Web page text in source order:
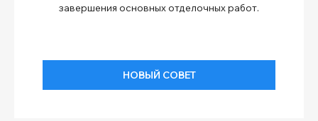
завершения основных отделочных работ.
НОВЫЙ СОВЕТ